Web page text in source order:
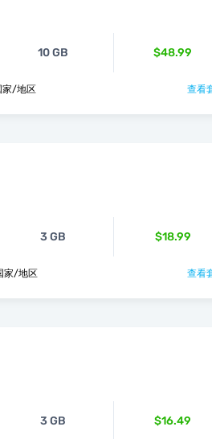
10 GB $48.99
国家/地区 查看
3 GB $18.99
国家/地区 查看
3 GB $16.49